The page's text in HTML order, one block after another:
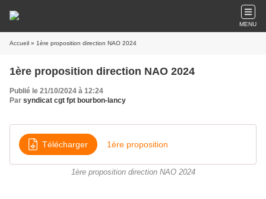
MENU
Accueil » 1ère proposition direction NAO 2024
1ère proposition direction NAO 2024
Publié le 21/10/2024 à 12:24
Par syndicat cgt fpt bourbon-lancy
Télécharger 1ère proposition
1ère proposition direction NAO 2024